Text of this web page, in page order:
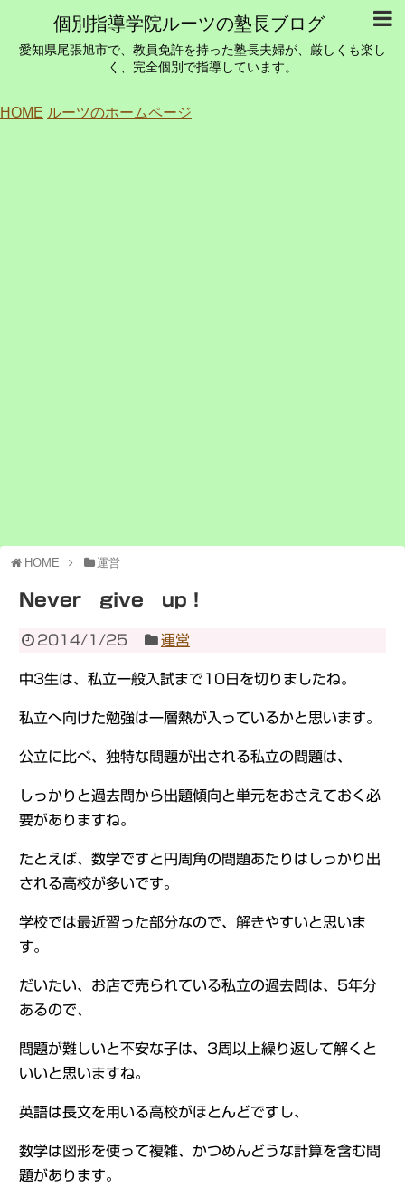
個別指導学院ルーツの塾長ブログ
愛知県尾張旭市で、教員免許を持った塾長夫婦が、厳しくも楽し
く、完全個別で指導しています。
HOME ルーツのホームページ
HOME 運営
Never give up！
2014/1/25 運営
中3生は、私立一般入試まで10日を切りましたね。
私立へ向けた勉強は一層熱が入っているかと思います。
公立に比べ、独特な問題が出される私立の問題は、
しっかりと過去問から出題傾向と単元をおさえておく必
要がありますね。
たとえば、数学ですと円周角の問題あたりはしっかり出
される高校が多いです。
学校では最近習った部分なので、解きやすいと思いま
す。
だいたい、お店で売られている私立の過去問は、5年分
あるので、
問題が難しいと不安な子は、3周以上繰り返して解くと
いいと思いますね。
英語は長文を用いる高校がほとんどですし、
数学は図形を使って複雑、かつめんどうな計算を含む問
題があります。